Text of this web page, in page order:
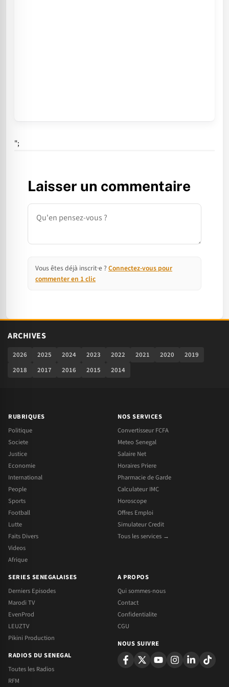
";
Laisser un commentaire
Commentaire
Vous êtes déjà inscrit·e ? Connectez-vous pour
commenter en 1 clic
ARCHIVES
2026 2025 2024 2023 2022 2021 2020
2019
2018
2017 2016 2015 2014
RUBRIQUES
Politique
Societe
Justice
Economie
International
People
Sports
Football
Lutte
Faits Divers
Videos
Afrique
NOS SERVICES
Convertisseur FCFA
Meteo Senegal
Salaire Net
Horaires Priere
Pharmacie de Garde
Calculateur IMC
Horoscope
Offres Emploi
Simulateur Credit
Tous les services →
SERIES SENEGALAISES
Derniers Episodes
Marodi TV
EvenProd
LEUZTV
Pikini Production
RADIOS DU SENEGAL
Toutes les Radios
RFM
A PROPOS
Qui sommes-nous
Contact
Confidentialite
CGU
NOUS SUIVRE